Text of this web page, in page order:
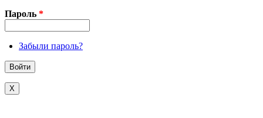
Пароль *
Забыли пароль?
X